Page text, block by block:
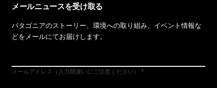
メールニュースを受け取る
パタゴニアのストーリー、環境への取り組み、イベント情報な
どをメールにてお届けします。
メールアドレス（入力間違いにご注意ください）